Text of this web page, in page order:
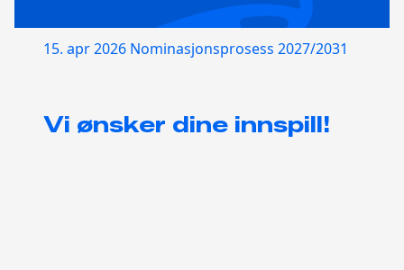
15. apr 2026 Nominasjonsprosess 2027/2031
Vi ønsker dine innspill!